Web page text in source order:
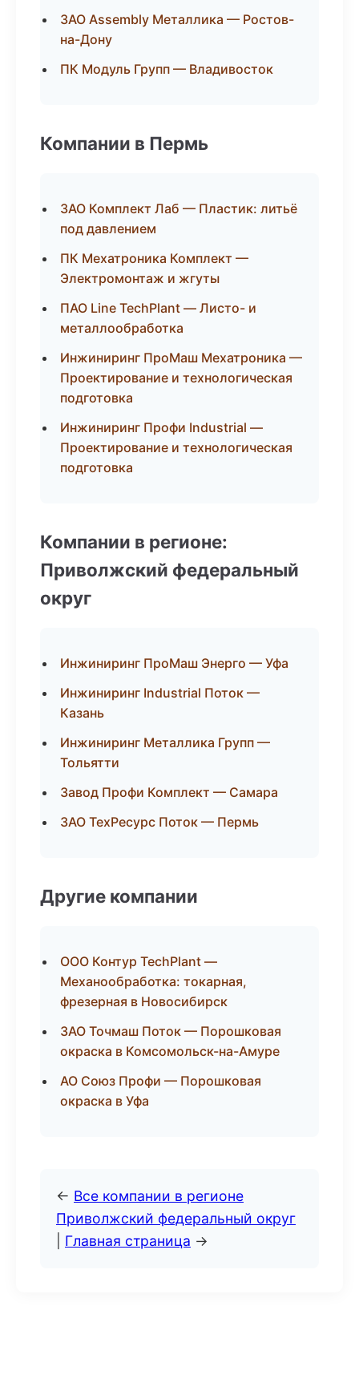
ЗАО Assembly Металлика — Ростов-
на-Дону
ПК Модуль Групп — Владивосток
Компании в Пермь
ЗАО Комплект Лаб — Пластик: литьё
под давлением
ПК Мехатроника Комплект —
Электромонтаж и жгуты
ПАО Line TechPlant — Листо- и
металлообработка
Инжиниринг ПроМаш Мехатроника —
Проектирование и технологическая
подготовка
Инжиниринг Профи Industrial —
Проектирование и технологическая
подготовка
Компании в регионе:
Приволжский федеральный
округ
Инжиниринг ПроМаш Энерго — Уфа
Инжиниринг Industrial Поток —
Казань
Инжиниринг Металлика Групп —
Тольятти
Завод Профи Комплект — Самара
ЗАО ТехРесурс Поток — Пермь
Другие компании
ООО Контур TechPlant —
Механообработка: токарная,
фрезерная в Новосибирск
ЗАО Точмаш Поток — Порошковая
окраска в Комсомольск-на-Амуре
АО Союз Профи — Порошковая
окраска в Уфа
← Все компании в регионе
Приволжский федеральный округ
Главная страница →